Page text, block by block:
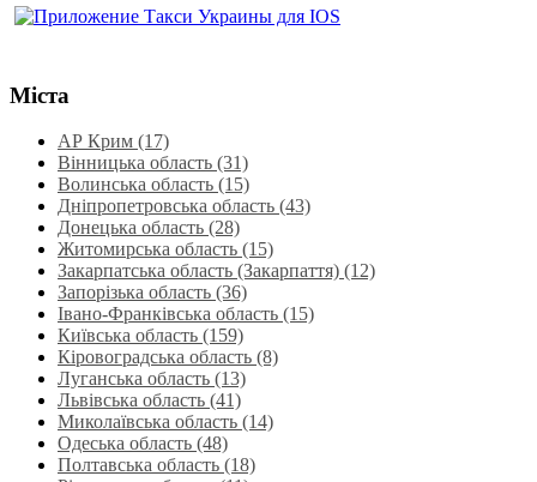
Міста
АР Крим (17)
Вінницька область (31)
Волинська область‎ (15)
Дніпропетровська область‎ (43)
Донецька область (28)
Житомирська область (15)
Закарпатська область (Закарпаття) (12)
Запорізька область (36)
Івано-Франківська область (15)
Київська область (159)
Кіровоградська область (8)
Луганська область‎ (13)
Львівська область‎ (41)
Миколаївська область‎ (14)
Одеська область‎ (48)
Полтавська область (18)